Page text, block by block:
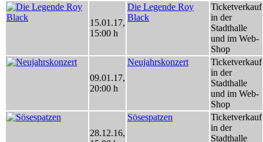
15.01.17,
15:00 h
Die Legende Roy
Black
Ticketverkauf
in der
Stadthalle
und im Web-
Shop
09.01.17,
20:00 h
Neujahrskonzert
Ticketverkauf
in der
Stadthalle
und im Web-
Shop
28.12.16,
Sösespatzen
Ticketverkauf
in der
Stadthalle